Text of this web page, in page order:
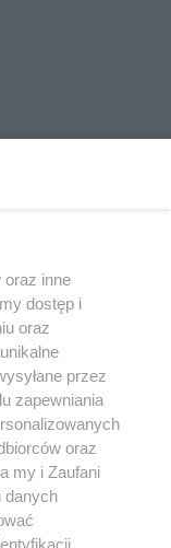
powielany i
jakikolwiek sposób (w
polu
w
użycie lub
prawa,
kary i może być
oraz inne
dostęp i
oraz
przez
zapewniania
oraz
my i Zaufani
danych